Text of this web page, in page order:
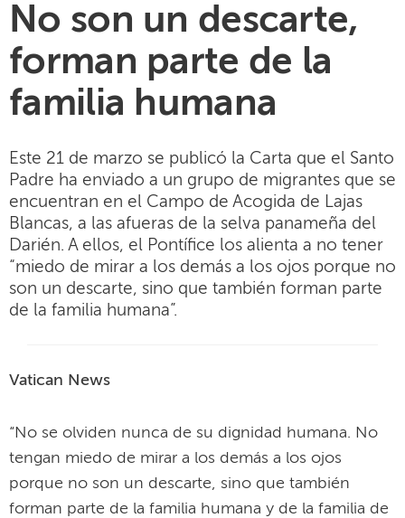
No son un descarte,
forman parte de la
familia humana
Este 21 de marzo se publicó la Carta que el Santo
Padre ha enviado a un grupo de migrantes que se
encuentran en el Campo de Acogida de Lajas
Blancas, a las afueras de la selva panameña del
Darién. A ellos, el Pontífice los alienta a no tener
“miedo de mirar a los demás a los ojos porque no
son un descarte, sino que también forman parte
de la familia humana”.
Vatican News
“No se olviden nunca de su dignidad humana. No
tengan miedo de mirar a los demás a los ojos
porque no son un descarte, sino que también
forman parte de la familia humana y de la familia de